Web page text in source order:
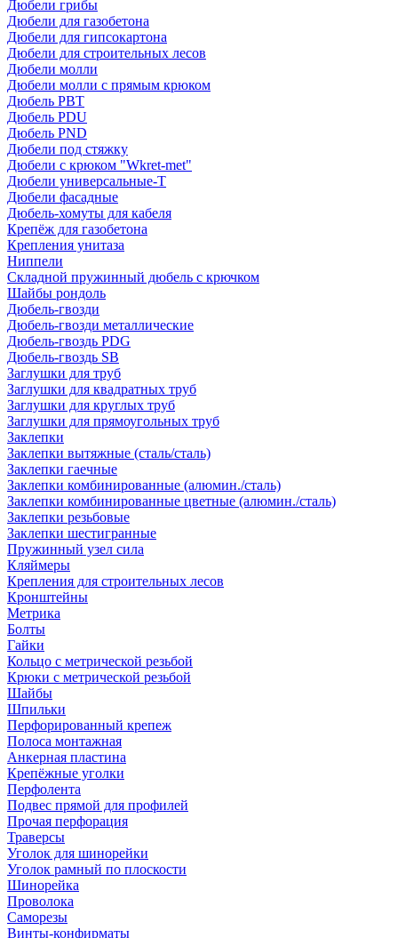
Дюбели грибы
Дюбели для газобетона
Дюбели для гипсокартона
Дюбели для строительных лесов
Дюбели молли
Дюбели молли с прямым крюком
Дюбель PBT
Дюбель PDU
Дюбель PND
Дюбели под стяжку
Дюбели с крюком "Wkret-met"
Дюбели универсальные-Т
Дюбели фасадные
Дюбель-хомуты для кабеля
Крепёж для газобетона
Крепления унитаза
Ниппели
Складной пружинный дюбель с крючком
Шайбы рондоль
Дюбель-гвозди
Дюбель-гвозди металлические
Дюбель-гвоздь PDG
Дюбель-гвоздь SB
Заглушки для труб
Заглушки для квадратных труб
Заглушки для круглых труб
Заглушки для прямоугольных труб
Заклепки
Заклепки вытяжные (сталь/сталь)
Заклепки гаечные
Заклепки комбинированные (алюмин./сталь)
Заклепки комбинированные цветные (алюмин./сталь)
Заклепки резьбовые
Заклепки шестигранные
Пружинный узел сила
Кляймеры
Крепления для строительных лесов
Кронштейны
Метрика
Болты
Гайки
Кольцо с метрической резьбой
Крюки с метрической резьбой
Шайбы
Шпильки
Перфорированный крепеж
Полоса монтажная
Анкерная пластина
Крепёжные уголки
Перфолента
Подвес прямой для профилей
Прочая перфорация
Траверсы
Уголок для шинорейки
Уголок рамный по плоскости
Шинорейка
Проволока
Саморезы
Винты-конфирматы